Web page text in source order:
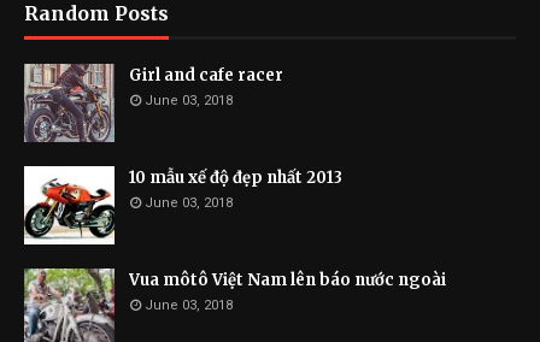
Random Posts
Girl and cafe racer
June 03, 2018
10 mẫu xế độ đẹp nhất 2013
June 03, 2018
Vua môtô Việt Nam lên báo nước ngoài
June 03, 2018